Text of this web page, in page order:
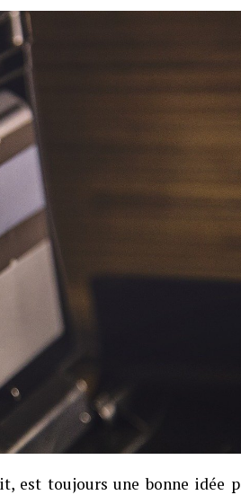
est toujours une bonne idée